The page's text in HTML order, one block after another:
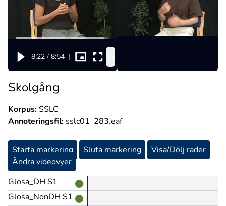
8:22 / 8:54 |
Skolgång
Korpus:SSLC
Annoteringsfil: sslc01_283.eaf
Starta markering Sluta markering
Visa/Dölj rader
Ändra videovyer
Glosa_DH S1
Glosa_NonDH S1